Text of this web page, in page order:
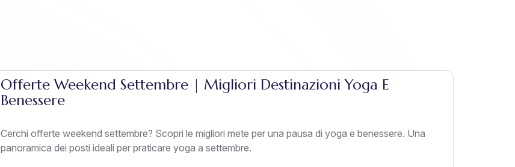
Offerte Weekend Settembre | Migliori Destinazioni Yoga E
Benessere
Cerchi offerte weekend settembre? Scopri le migliori mete per una pausa di yoga e benessere. Una
panoramica dei posti ideali per praticare yoga a settembre.